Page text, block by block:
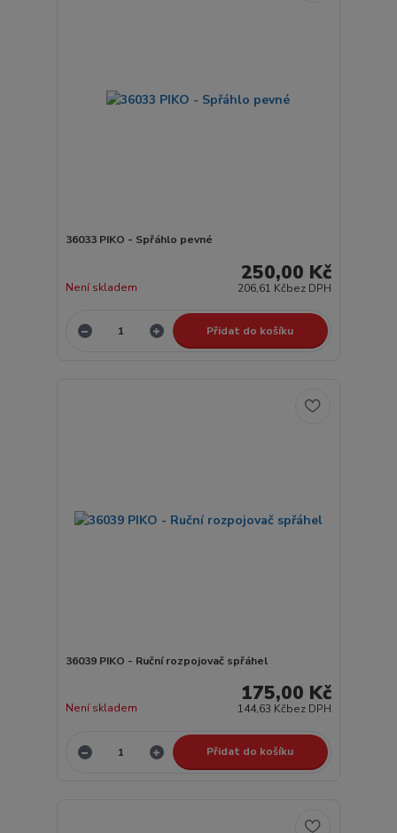
36033 PIKO - Spřáhlo pevné
250,00 Kč
206,61 Kčbez DPH
Není skladem
Přidat do košíku
36039 PIKO - Ruční rozpojovač spřáhel
175,00 Kč
144,63 Kčbez DPH
Není skladem
Přidat do košíku